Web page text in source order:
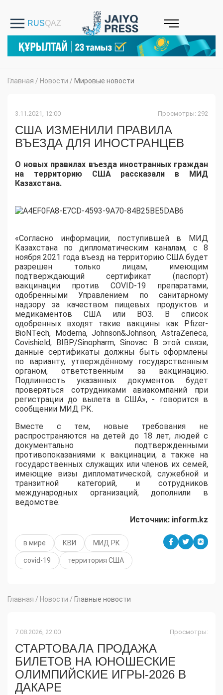
Главная / Новости / Мировые новости
3.11.2021, 12:00 Просмотры: 292
США ИЗМЕНИЛИ ПРАВИЛА
ВЪЕЗДА ДЛЯ ИНОСТРАНЦЕВ
О новых правилах въезда иностранных граждан
на территорию США рассказали в МИД
Казахстана.
«Согласно информации, поступившей в МИД
Казахстана по дипломатическим каналам, с 8
ноября 2021 года въезд на территорию США будет
разрешен только лицам, имеющим
подтверждающий сертификат (паспорт)
вакцинации против COVID-19 препаратами,
одобренными Управлением по санитарному
надзору за качеством пищевых продуктов и
медикаментов США или ВОЗ. В список
одобренных входят такие вакцины как Pfizer-
BioNTech, Moderna, Johnson&Johnson, AstraZeneca,
Covishield, BIBP/Sinopharm, Sinovac. В этой связи,
данные сертификаты должны быть оформлены
по варианту, утверждённому государственным
органом, ответственным за вакцинацию.
Подлинность указанных документов будет
проверяться сотрудниками авиакомпаний при
регистрации до вылета в США», - говорится в
сообщении МИД РК.
Вместе с тем, новые требования не
распространяются на детей до 18 лет, людей с
документально подтвержденными
противопоказаниями к вакцинации, а также на
государственных служащих или членов их семей,
имеющие визы дипломатической, служебной и
транзитной категорий, и сотрудников
международных организаций, дополнили в
ведомстве.
Источник: inform.kz
в мире КВИ МИД РК
сovid-19 территория США
Главная / Новости / Главные новости
7.08.2026, 22:00 Просмотры:
СТАРТОВАЛА ПРОДАЖА
БИЛЕТОВ НА ЮНОШЕСКИЕ
ОЛИМПИЙСКИЕ ИГРЫ-2026 В
ДАКАРЕ